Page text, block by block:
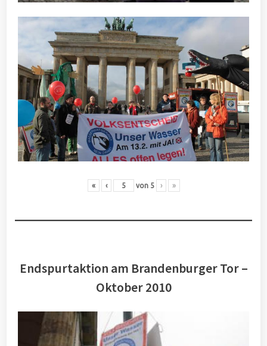
« ‹ von 5 › »
Endspurtaktion am Brandenburger Tor –
Oktober 2010